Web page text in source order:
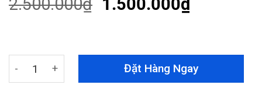
customer
2.500.000₫ 1.500.000₫
Gập Gương Lên Xuống Kính Elantra Chính Hãng Fuji
Đặt Hàng Ngay